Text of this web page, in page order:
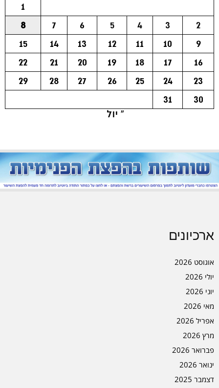
1
2
3
4
5
6
7
8
9
10
11
12
13
14
15
16
17
18
19
20
21
22
23
24
25
26
27
28
29
30
31
« יול
ארכיונים
אוגוסט 2026
יולי 2026
יוני 2026
מאי 2026
אפריל 2026
מרץ 2026
פברואר 2026
ינואר 2026
דצמבר 2025